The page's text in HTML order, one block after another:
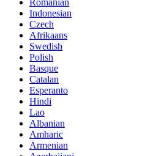
Indonesian
Czech
Afrikaans
Swedish
Polish
Basque
Catalan
Esperanto
Hindi
Lao
Albanian
Amharic
Armenian